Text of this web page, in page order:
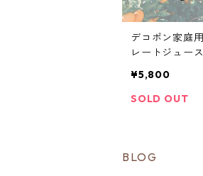
デコポン家庭
レートジュー
¥5,800
SOLD OUT
BLOG